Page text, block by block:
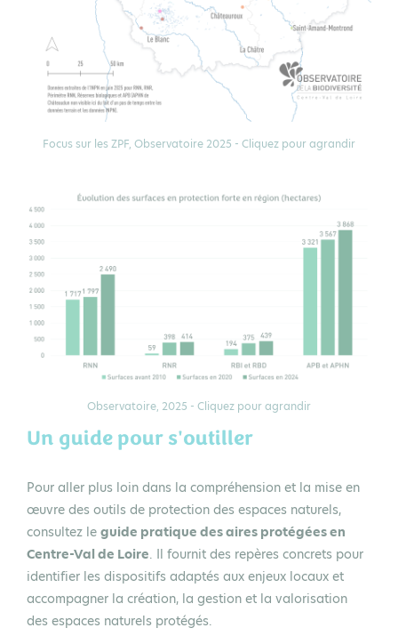
Focus sur les ZPF, Observatoire 2025 - Cliquez pour agrandir
Observatoire, 2025 - Cliquez pour agrandir
Un guide pour s'outiller
Pour aller plus loin dans la compréhension et la mise en
œuvre des outils de protection des espaces naturels,
consultez le guide pratique des aires protégées en
Centre-Val de Loire. Il fournit des repères concrets pour
identifier les dispositifs adaptés aux enjeux locaux et
accompagner la création, la gestion et la valorisation
des espaces naturels protégés.